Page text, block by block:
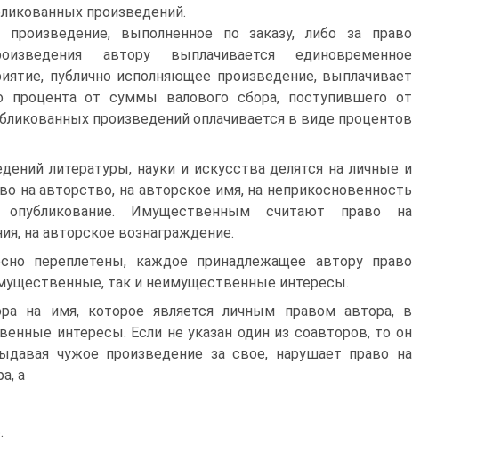
произведений.
произведение, выполненное по заказу, либо за право
автору выплачивается единовременное
публично исполняющее произведение, выплачивает
процента от суммы валового сбора, поступившего от
произведений оплачивается в виде процентов
литературы, науки и искусства делятся на личные и
авторство, на авторское имя, на неприкосновенность
Имущественным считают право на
на авторское вознаграждение.
переплетены, каждое принадлежащее автору право
так и неимущественные интересы.
на имя, которое является личным правом автора, в
интересы. Если не указан один из соавторов, то он
чужое произведение за свое, нарушает право на
а